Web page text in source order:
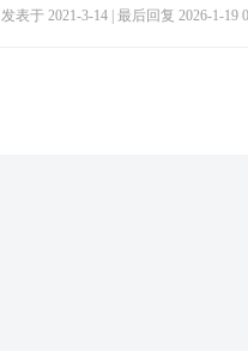
发表于 2021-3-14 最后回复 2026-1-19